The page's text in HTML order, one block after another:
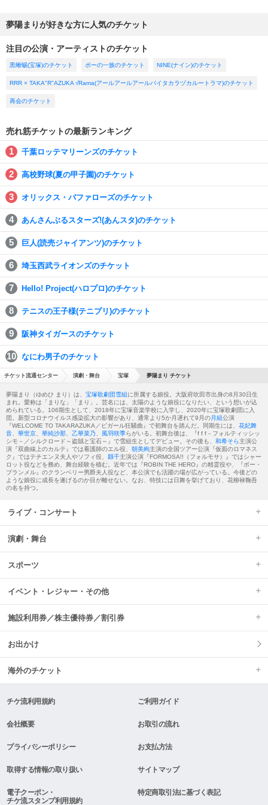
夢陽まりが好きな方に人気のチケット
注目の公演・アーティストのチケット
黒蜥蜴(宝塚)のチケット ポーの一族のチケット NINE(ナイン)のチケット
RRR × TAKA"R"AZUKA √Rama(アールアールアールバイタカラヅカルートラマ)のチケット
再会のチケット
売れ筋チケットの最新ランキング
千葉ロッテマリーンズのチケット
高校野球(夏の甲子園)のチケット
オリックス・バファローズのチケット
あんさんぶるスターズ!(あんスタ)のチケット
巨人(読売ジャイアンツ)のチケット
埼玉西武ライオンズのチケット
Hello! Project(ハロプロ)のチケット
テニスの王子様(テニプリ)のチケット
阪神タイガースのチケット
なにわ男子のチケット
チケット流通センター 演劇・舞台 宝塚 夢陽まり チケット
夢陽まり（ゆめひ まり）は、 宝塚歌劇団 雪組に所属する娘役。大阪府吹田市出身の8月30日生
まれ。愛称は「まりな」「まり」。芸名には、太陽のような娘役になりたい、という想いが込
められている。106期生として、2018年に宝塚音楽学校に入学し、2020年に宝塚歌劇団に入
団。新型コロナウイルス感染拡大の影響があり、通常より5か月遅れて9月の月組公演
『WELCOME TO TAKARAZUKA／ピガール狂騒曲』で初舞台を踏んだ。同期生には、 花妃舞
音
華世京 華純沙那 乙華菜乃 風羽咲季らがいる。初舞台後は、『f f f－フォルティッシッ
シモ－／シルクロード～盗賊と宝石～』で雪組生としてデビュー。その後も、 和希そら主演公
演『双曲線上のカルテ』では看護師のエル役、 朝美絢主演の全国ツアー公演『仮面のロマネス
ク』ではテチエンヌ夫人やソフィ役、 縣千主演公演『FORMOSA!!（フォルモサ）』ではシャー
ロット役などを務め、舞台経験を積む。近年では『ROBIN THE HERO』の精霊役や、『ボー・
ブランメル』のクランベリー男爵夫人役など、本公演でも活躍の場が広がっている。今後どの
ような娘役に成長を遂げるのか目が離せない。なお、特技には日舞を挙げており、花柳禄鞠吾
の名を持つ。
ライブ・コンサート
演劇・舞台
スポーツ
イベント・レジャー・その他
施設利用券／株主優待券／割引券
お出かけ
海外のチケット
チケ流利用規約 ご利用ガイド
会社概要 お取引の流れ
プライバシーポリシー お支払方法
取得する情報の取り扱い サイトマップ
電子クーポン・
チケ流スタンプ利用規約
特定商取引法に基づく表記